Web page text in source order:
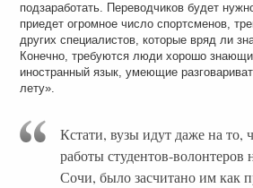
подзаработать. Переводчиков будет
приедет огромное число спортсменов,
других специалистов, которые вряд ли
Конечно, требуются люди хорошо
иностранный язык, умеющие
лету».
Кстати, вузы идут даже на то,
работы студентов-
Сочи, было засчитано им как